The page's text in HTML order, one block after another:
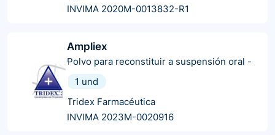
INVIMA 2020M-0013832-R1
Ampliex
Polvo para reconstituir a suspensión oral -
1 und
Tridex Farmacéutica
INVIMA 2023M-0020916